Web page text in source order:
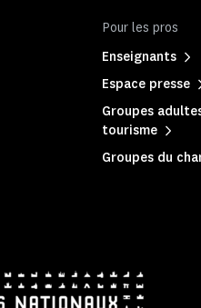
Pour les pros
Enseignants
Espace presse
Groupes
tourisme
Groupes du